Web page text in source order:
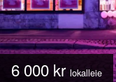
6 000 kr lokalleie